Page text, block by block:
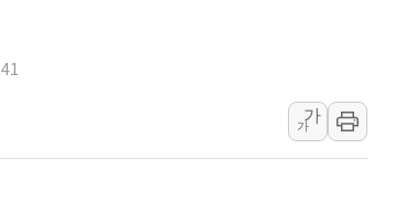
아바코, 2분기 매출 120억원
랩지노믹스 "디엑솜과 美 암
가
가